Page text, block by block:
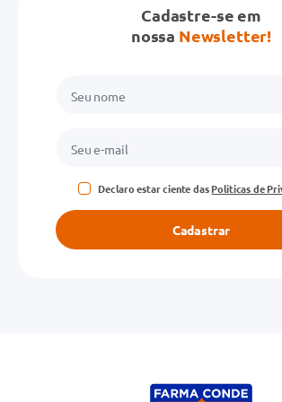
Cadastre-se em
nossa Newsletter!
Declaro estar ciente dasPolíticas de
Cadastrar